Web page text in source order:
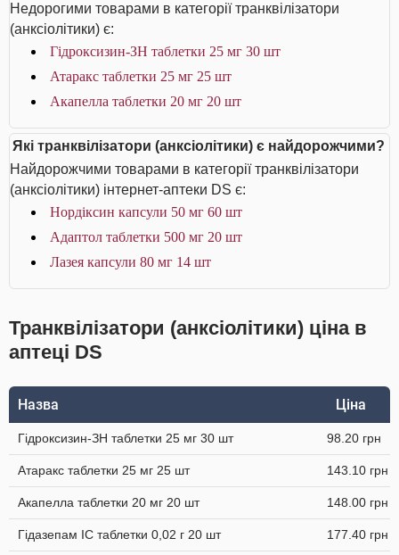
Недорогими товарами в категорії транквілізатори
(анксіолітики) є:
Гідроксизин-ЗН таблетки 25 мг 30 шт
Атаракс таблетки 25 мг 25 шт
Акапелла таблетки 20 мг 20 шт
Які транквілізатори (анксіолітики) є найдорожчими?
Найдорожчими товарами в категорії транквілізатори
(анксіолітики) інтернет-аптеки DS є:
Нордіксин капсули 50 мг 60 шт
Адаптол таблетки 500 мг 20 шт
Лазея капсули 80 мг 14 шт
Транквілізатори (анксіолітики) ціна в
аптеці DS
Назва Ціна
Гідроксизин-ЗН таблетки 25 мг 30 шт 98.20 грн
Атаракс таблетки 25 мг 25 шт 143.10 грн
Акапелла таблетки 20 мг 20 шт 148.00 грн
Гідазепам IC таблетки 0,02 г 20 шт 177.40 грн